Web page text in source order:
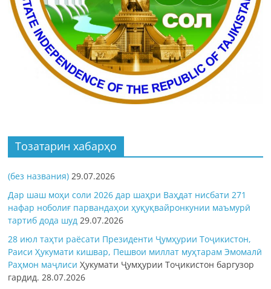
Тозатарин хабарҳо
(без названия) 29.07.2026
Дар шаш моҳи соли 2026 дар шаҳри Ваҳдат нисбати 271
нафар ноболиғ парвандаҳои ҳуқуқвайронкунии маъмурӣ
тартиб дода шуд 29.07.2026
28 июл таҳти раёсати Президенти Ҷумҳурии Тоҷикистон,
Раиси Ҳукумати кишвар, Пешвои миллат муҳтарам Эмомалӣ
Раҳмон маҷлисиҲукумати Ҷумҳурии Тоҷикистон баргузор
гардид. 28.07.2026